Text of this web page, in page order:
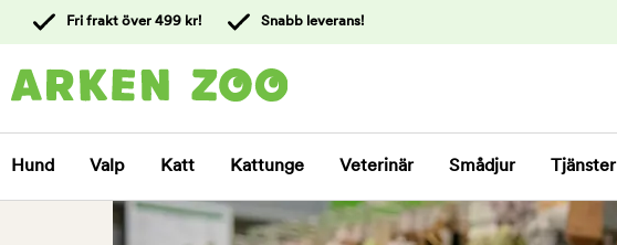
kundtjänst
Fri frakt över 499 kr! Snabb leverans!
Hund Valp Katt Kattunge Veterinär Smådjur Tjänster